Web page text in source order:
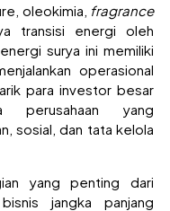
oleokimia, fragrance
transisi energi oleh
surya ini memiliki
operasional
para investor besar
perusahaan yang
sosial, dan tata kelola
yang penting dari
jangka panjang